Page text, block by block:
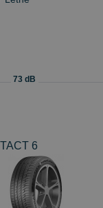
73 dB
6
V Letné